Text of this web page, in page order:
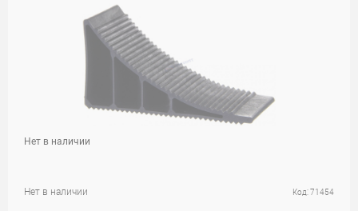
Нет в наличии Код: 71454
Нет в наличии